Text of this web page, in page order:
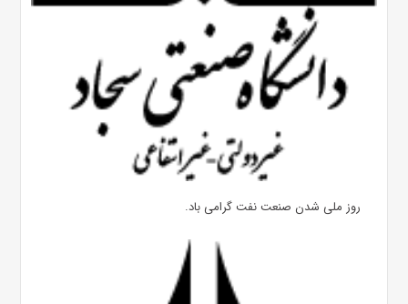
روز ملی شدن صنعت نفت گرامی باد.